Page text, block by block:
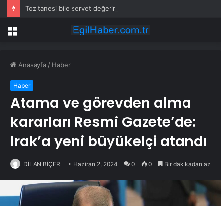
Menü
Anasayfa / Haber
Haber
Atama ve görevden alma
kararları Resmi Gazete’de:
Irak’a yeni büyükelçi atandı
DİLAN BİÇER Haziran 2, 2024 0 0 Bir dakikadan az